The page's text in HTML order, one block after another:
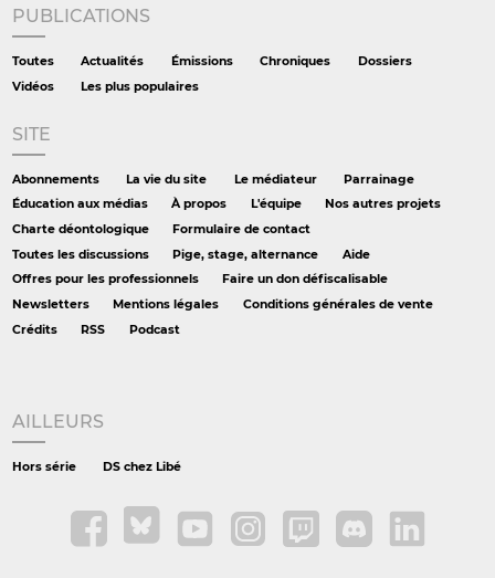
PUBLICATIONS
Toutes Actualités Émissions Chroniques
Dossiers
Vidéos
Les plus populaires
SITE
Abonnements La vie du site Le médiateur
Parrainage
Éducation aux médias
À propos L'équipe
Nos autres projets
Charte déontologique
Formulaire de contact
Toutes les discussions
Pige, stage, alternance
Aide
Offres pour les professionnels
Faire un don défiscalisable
Newsletters
Mentions légales
Conditions générales de vente
Crédits
RSS Podcast
AILLEURS
Hors série DS chez Libé